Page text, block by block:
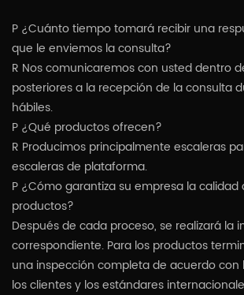
P ¿Cuánto tiempo tomará recibir una
que le enviemos la consulta?
R Nos comunicaremos con usted dentro
posteriores a la recepción de la consulta
hábiles.
P ¿Qué productos ofrecen?
R Producimos principalmente escaleras
escaleras de plataforma.
P ¿Cómo garantiza su empresa la calidad
productos?
Después de cada proceso, se realizará la
correspondiente. Para los productos
una inspección completa de acuerdo con
los clientes y los estándares